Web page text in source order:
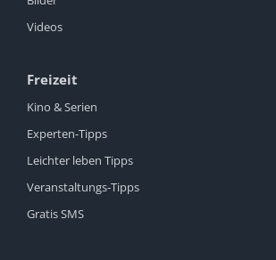
Videos
Freizeit
Kino & Serien
Experten-Tipps
Leichter leben Tipps
Veranstaltungs-Tipps
Gratis SMS